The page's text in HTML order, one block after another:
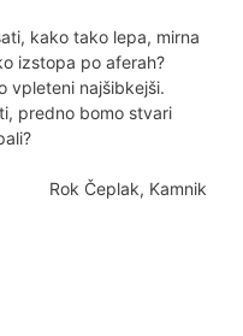
kako tako lepa, mirna
izstopa po aferah?
vpleteni najšibkejši.
predno bomo stvari
Rok Čeplak, Kamnik